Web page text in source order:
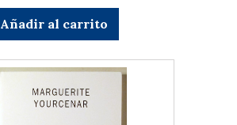
Añadir al carrito